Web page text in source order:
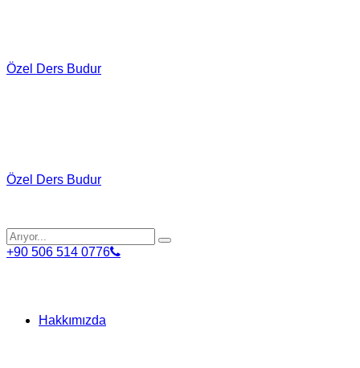
Özel Ders Budur
Özel Ders Budur
+90 506 514 0776
Hakkımızda